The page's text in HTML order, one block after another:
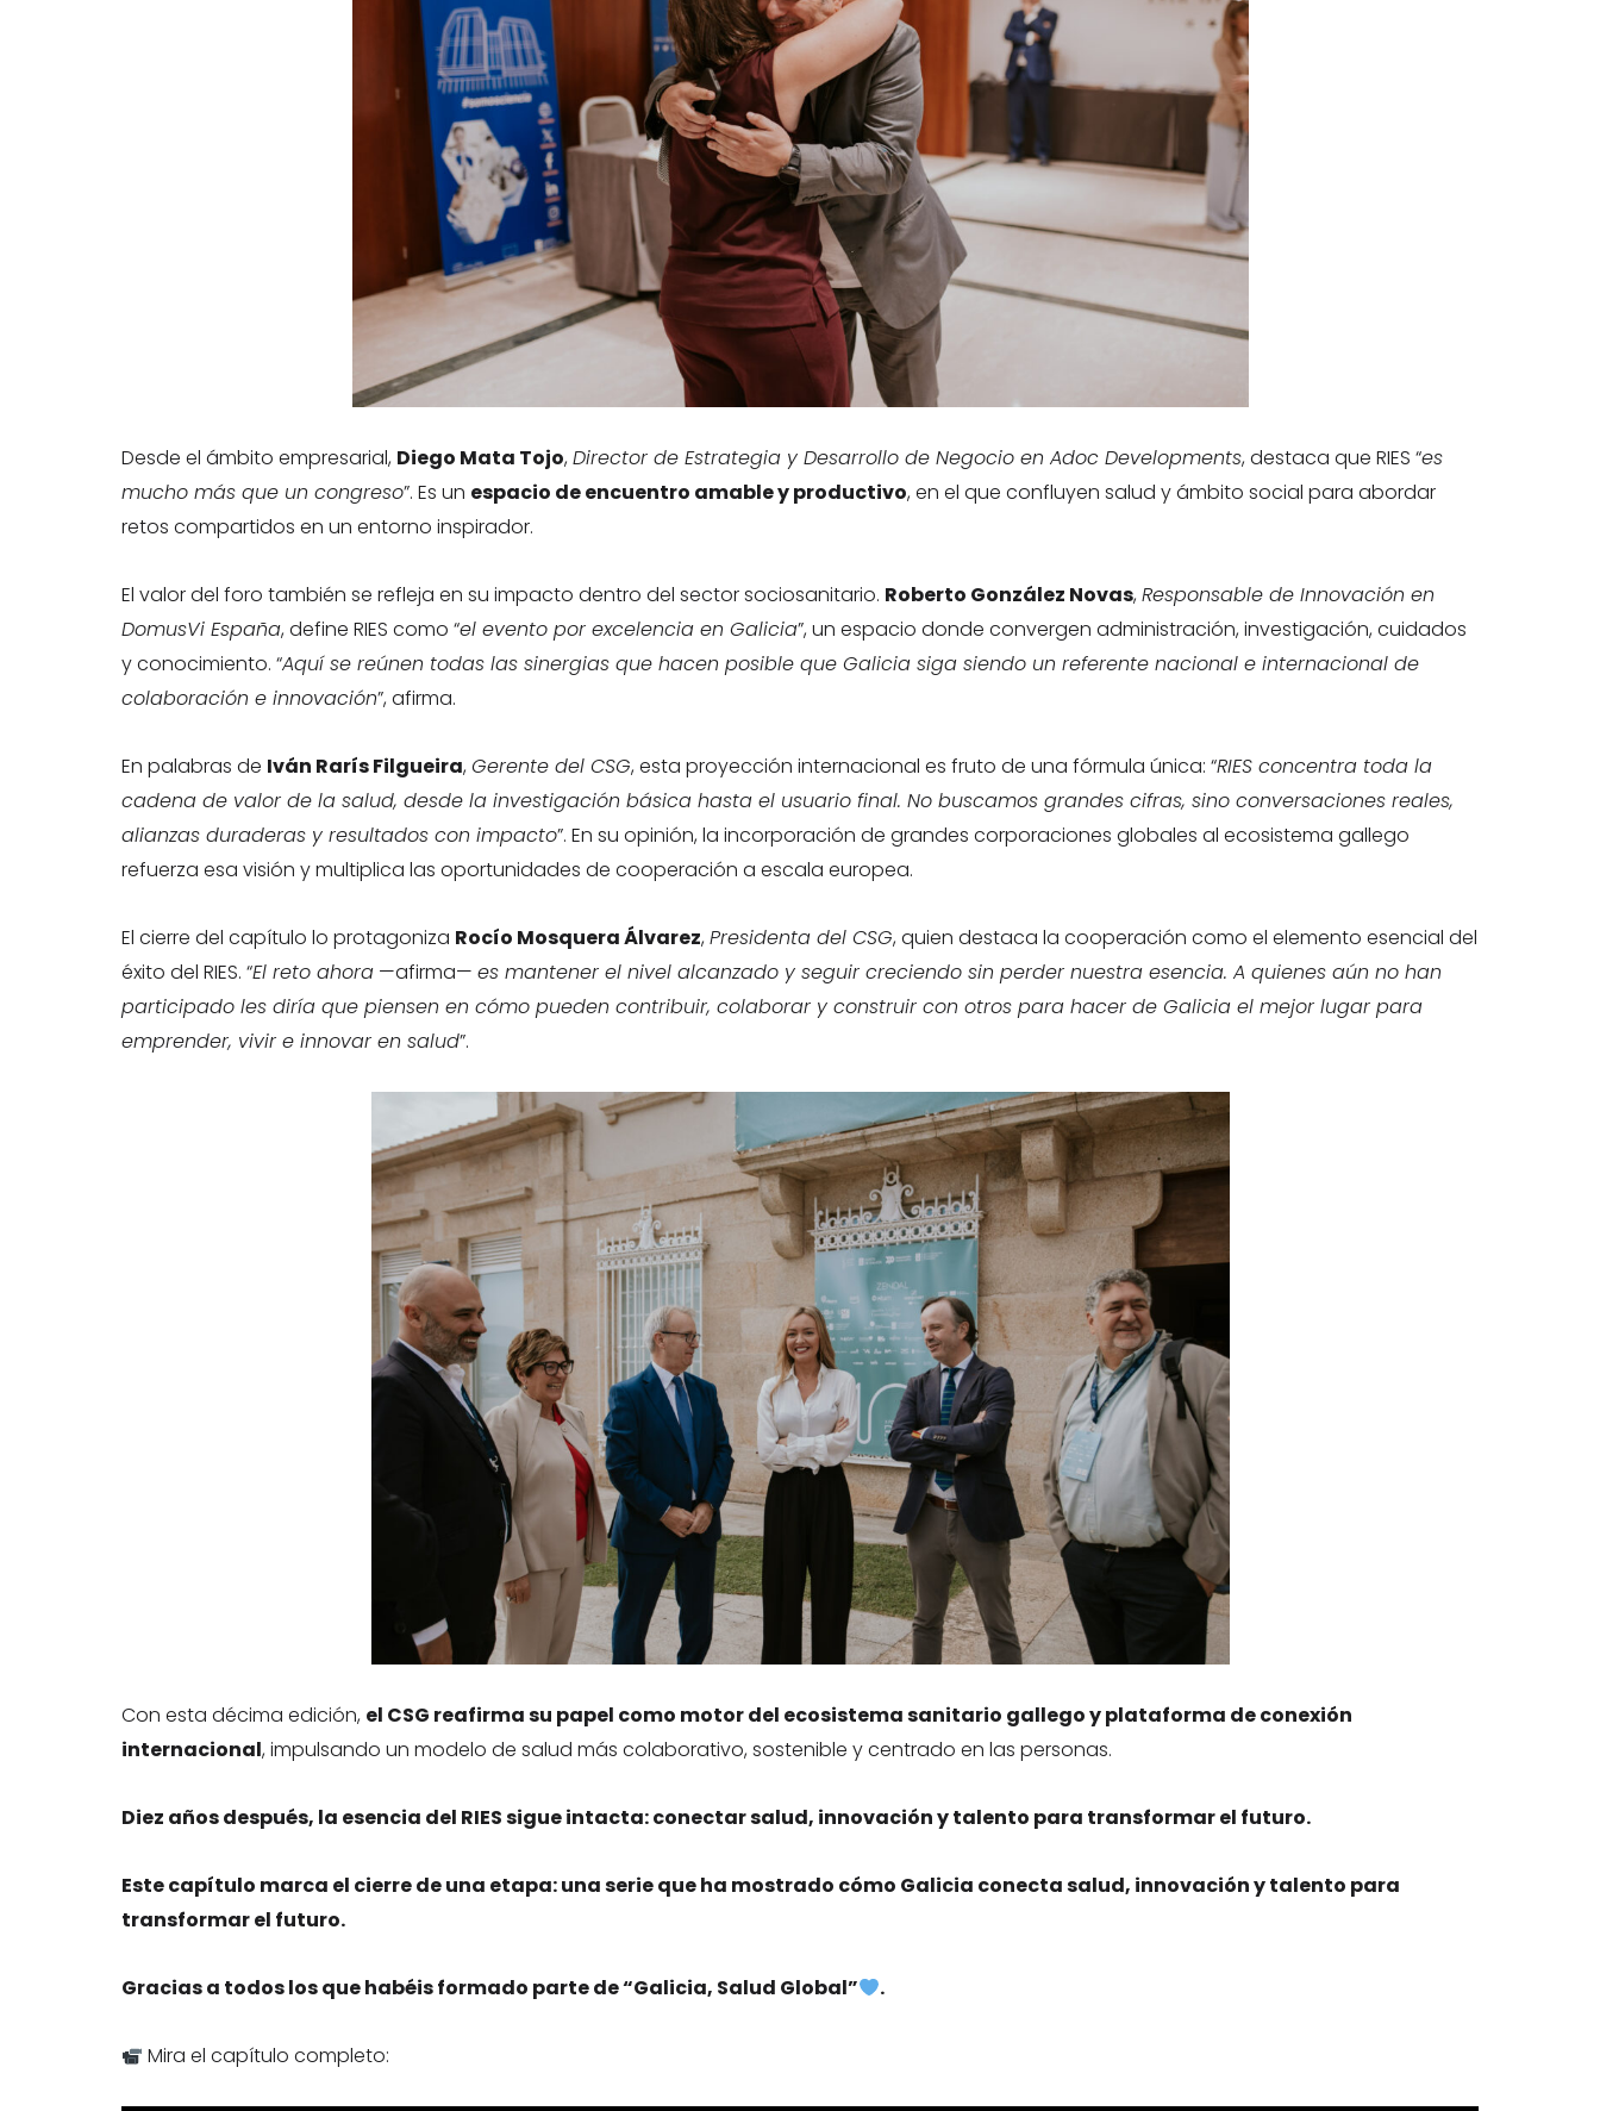
Desde el ámbito empresarial, Diego Mata Tojo, Director de Estrategia y Desarrollo de Negocio en Adoc Developments, destaca que RIES “es
mucho más que un congreso”. Es un espacio de encuentro amable y productivo, en el que confluyen salud y ámbito social para abordar
retos compartidos en un entorno inspirador.
El valor del foro también se refleja en su impacto dentro del sector sociosanitario. Roberto González Novas, Responsable de Innovación en
DomusVi España, define RIES como “el evento por excelencia en Galicia”, un espacio donde convergen administración, investigación, cuidados
y conocimiento. “Aquí se reúnen todas las sinergias que hacen posible que Galicia siga siendo un referente nacional e internacional de
colaboración e innovación”, afirma.
En palabras de Iván Rarís Filgueira, Gerente del CSG, esta proyección internacional es fruto de una fórmula única: “RIES concentra toda la
cadena de valor de la salud, desde la investigación básica hasta el usuario final. No buscamos grandes cifras, sino conversaciones reales,
alianzas duraderas y resultados con impacto”. En su opinión, la incorporación de grandes corporaciones globales al ecosistema gallego
refuerza esa visión y multiplica las oportunidades de cooperación a escala europea.
El cierre del capítulo lo protagoniza Rocío Mosquera Álvarez, Presidenta del CSG, quien destaca la cooperación como el elemento esencial del
éxito del RIES. “El reto ahora —afirma— es mantener el nivel alcanzado y seguir creciendo sin perder nuestra esencia. A quienes aún no han
participado les diría que piensen en cómo pueden contribuir, colaborar y construir con otros para hacer de Galicia el mejor lugar para
emprender, vivir e innovar en salud”.
Con esta décima edición, el CSG reafirma su papel como motor del ecosistema sanitario gallego y plataforma de conexión
internacional, impulsando un modelo de salud más colaborativo, sostenible y centrado en las personas.
Diez años después, la esencia del RIES sigue intacta: conectar salud, innovación y talento para transformar el futuro.
Este capítulo marca el cierre de una etapa: una serie que ha mostrado cómo Galicia conecta salud, innovación y talento para
transformar el futuro.
Gracias a todos los que habéis formado parte de “Galicia, Salud Global” .
Mira el capítulo completo: